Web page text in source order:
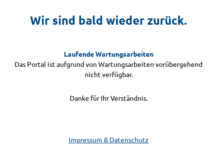
Wir sind bald wieder zurück.
Laufende Wartungsarbeiten
Das Portal ist aufgrund von Wartungsarbeiten vorübergehend
nicht verfügbar.
Danke für Ihr Verständnis.
Impressum & Datenschutz